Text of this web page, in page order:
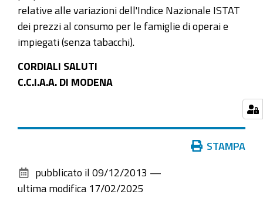
relative alle variazioni dell'Indice Nazionale ISTAT
dei prezzi al consumo per le famiglie di operai e
impiegati (senza tabacchi).
CORDIALI SALUTI
C.C.I.A.A. DI MODENA
documento
STAMPA
pubblicato il 09/12/2013 —
ultima modifica 17/02/2025